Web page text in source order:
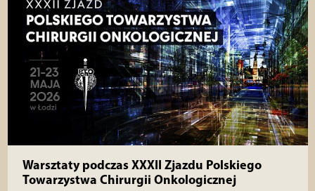
Warsztaty podczas XXXII Zjazdu Polskiego
Towarzystwa Chirurgii Onkologicznej